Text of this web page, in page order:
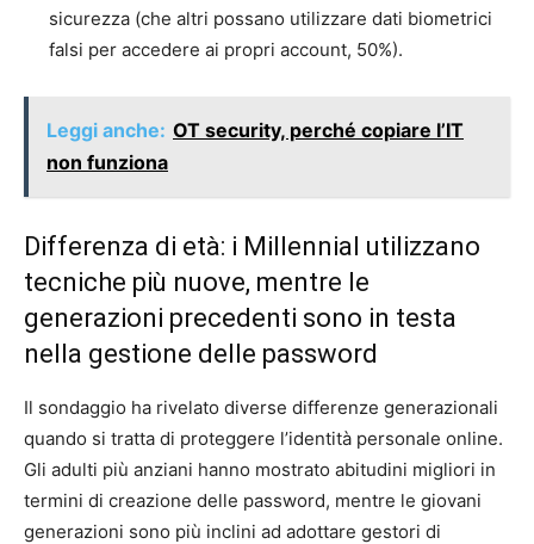
sicurezza (che altri possano utilizzare dati biometrici
falsi per accedere ai propri account, 50%).
Leggi anche: OT security, perché copiare l’IT
non funziona
Differenza di età: i Millennial utilizzano
tecniche più nuove, mentre le
generazioni precedenti sono in testa
nella gestione delle password
Il sondaggio ha rivelato diverse differenze generazionali
quando si tratta di proteggere l’identità personale online.
Gli adulti più anziani hanno mostrato abitudini migliori in
termini di creazione delle password, mentre le giovani
generazioni sono più inclini ad adottare gestori di